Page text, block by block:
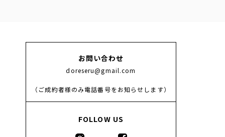
お問い合わせ
doreseru@gmail.com
（ご成約者様のみ電話番号をお知らせします）
FOLLOW US